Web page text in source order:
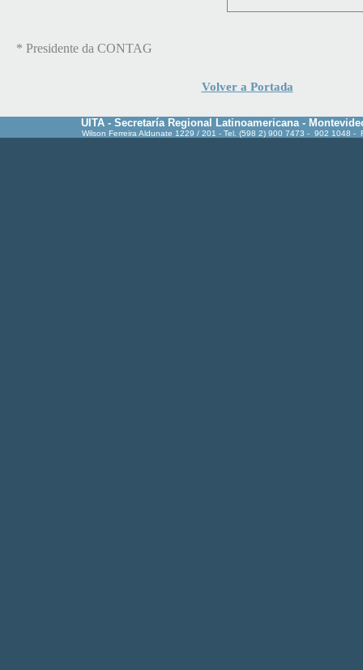
* Presidente da CONTAG
Volver a Portada
UITA - Secretaría Regional Latinoamericana -
Wilson Ferreira Aldunate 1229 / 201 - Tel. (598 2) 900 7473 - 902 1048 -